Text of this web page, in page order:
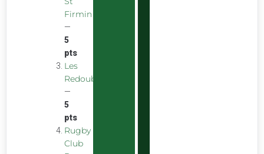
Firmin
—
5
pts
Les
Redoubstables
—
5
pts
Rugby
Club